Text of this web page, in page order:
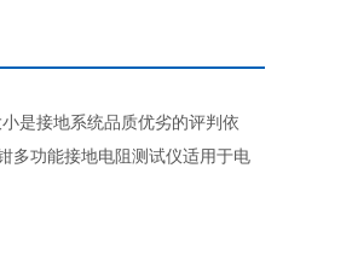
是接地系统品质优劣的评判依
多功能接地电阻测试仪适用于电